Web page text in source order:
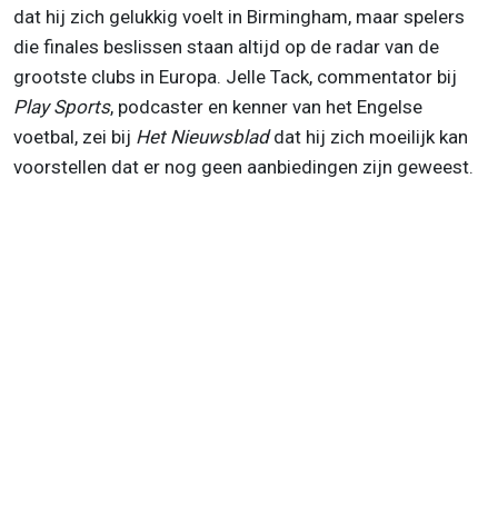
dat hij zich gelukkig voelt in Birmingham, maar spelers
die finales beslissen staan altijd op de radar van de
grootste clubs in Europa. Jelle Tack, commentator bij
Play Sports, podcaster en kenner van het Engelse
voetbal, zei bij Het Nieuwsbladdat hij zich moeilijk kan
voorstellen dat er nog geen aanbiedingen zijn geweest.